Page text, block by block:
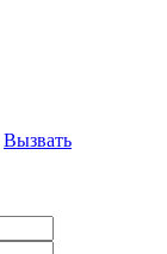
Вызвать